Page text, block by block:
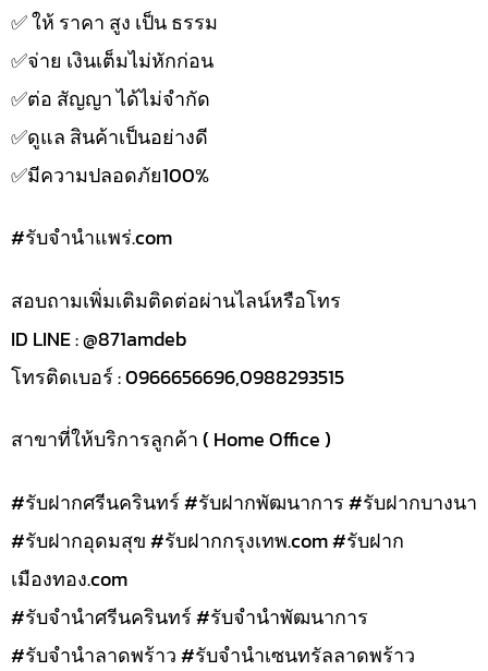
✅️ ให้ ราคา สูง เป็น ธรรม
✅️จ่าย เงินเต็มไม่หักก่อน
✅️ต่อ สัญญา ได้ไม่จำกัด
✅️ดูแล สินค้าเป็นอย่างดี
✅️มีความปลอดภัย100%
#รับจํานําแพร่.com
สอบถามเพิ่มเติมติดต่อผ่านไลน์หรือโทร
ID LINE : @871amdeb
โทรติดเบอร์ : 0966656696,0988293515
สาขาที่ให้บริการลูกค้า ( Home Office )
#รับฝากศรีนครินทร์ #รับฝากพัฒนาการ #รับฝากบางนา
#รับฝากอุดมสุข #รับฝากกรุงเทพ.com #รับฝาก
เมืองทอง.com
#รับจำนำศรีนครินทร์ #รับจำนำพัฒนาการ
#รับจำนำลาดพร้าว #รับจำนำเซนทรัลลาดพร้าว